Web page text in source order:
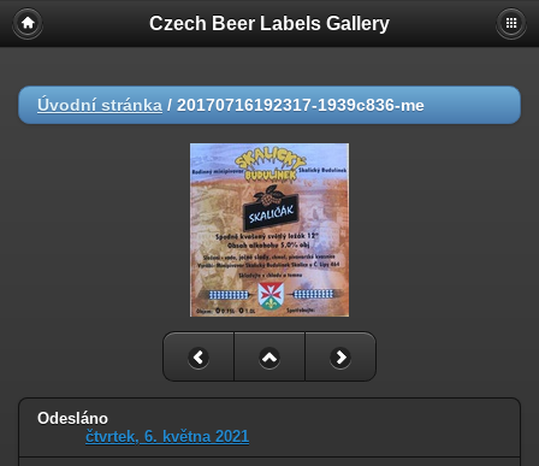
Czech Beer Labels Gallery
Úvodní stránka / 20170716192317-1939c836-me
Odesláno
čtvrtek, 6. května 2021